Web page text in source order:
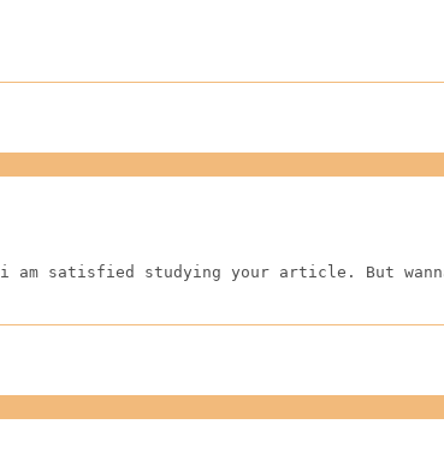
satisfied studying your article. But